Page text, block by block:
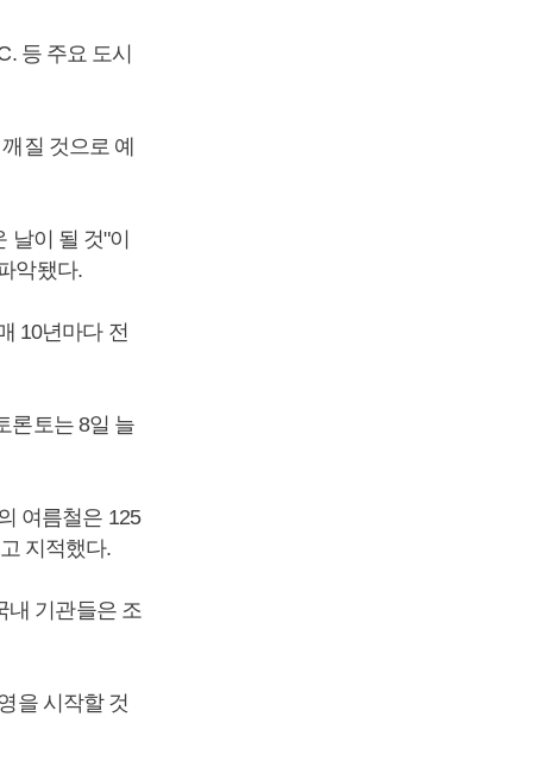
등 주요 도시
질 것으로 예
이 될 것"이
악됐다.
10년마다 전
론토는 8일 늘
여름철은 125
지적했다.
내 기관들은 조
을 시작할 것